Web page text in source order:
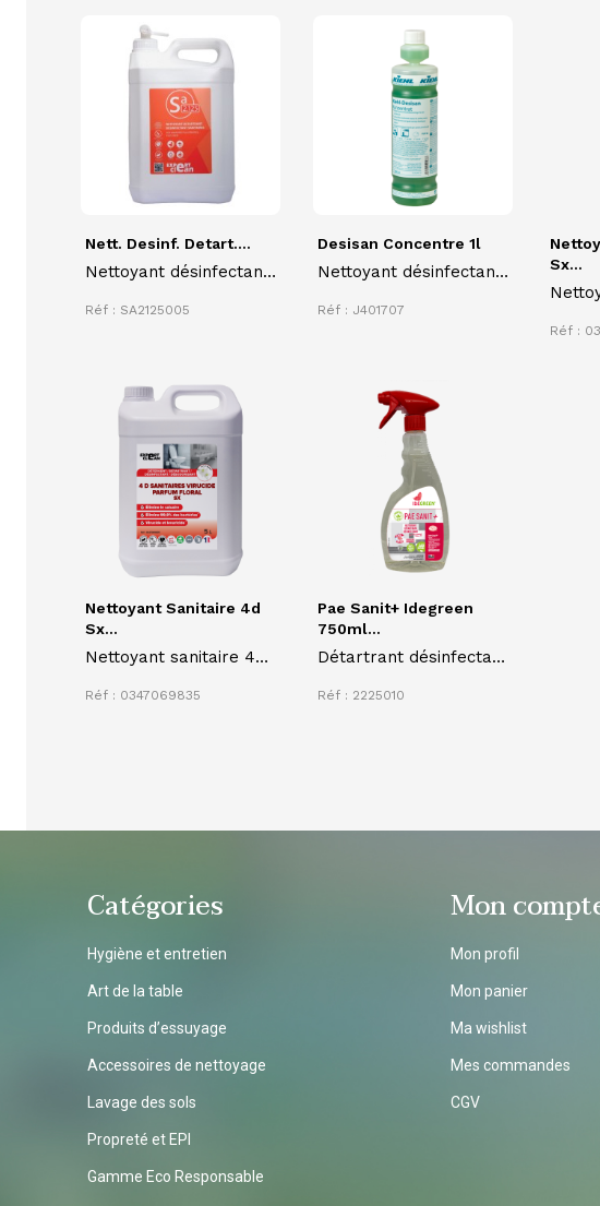
détachant
l'eau
Nett. Desinf. Detart....
Nettoyant désinfectant
Expert Clean gamme
Réf : SA2125005
Desisan Concentre 1l
Nettoyant désinfectant
DESISAN 1L pour les
OBLIGATOIRE
Réf : J401707
Sx...
4D
Réf :
Nettoyant Sanitaire 4d
Sx...
Nettoyant sanitaire 4D
litres
Réf : 0347069835
Pae Sanit+ Idegreen
750ml...
Détartrant désinfectant
pour sanitaire 750ml à
Réf : 2225010
Catégories
Hygiène et entretien
Art de la table
Produits d’essuyage
Accessoires de nettoyage
Lavage des sols
Propreté et EPI
Gamme Eco Responsable
Mon
Mon profil
Mon panier
Ma wishlist
Mes commandes
CGV